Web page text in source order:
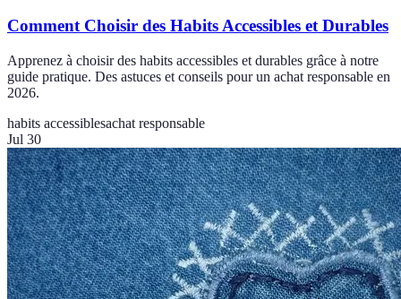
Comment Choisir des Habits Accessibles et Durables
Apprenez à choisir des habits accessibles et durables grâce à notre
guide pratique. Des astuces et conseils pour un achat responsable en
2026.
habits accessiblesachat responsable
Jul 30